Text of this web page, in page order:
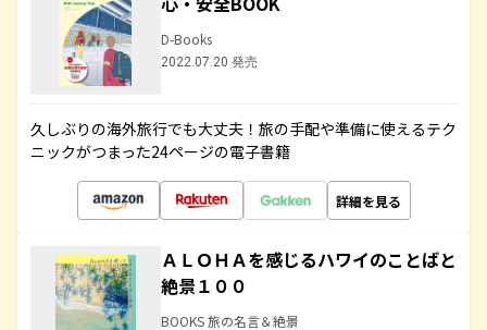
D-Books
2022.07.20 発売
久しぶりの海外旅行でも大丈夫！旅の手配や準備に使えるテク
ニックがつまった24ページの電子書籍
詳細を見る
ＡＬＯＨＡを感じるハワイのことばと
絶景１００
BOOKS 旅の名言＆絶景